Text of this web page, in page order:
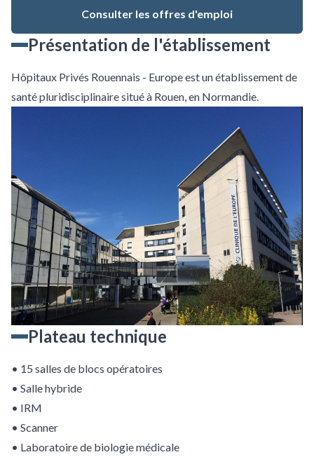
Consulter les offres d'emploi
Présentation de l'établissement
Hôpitaux Privés Rouennais - Europe est un établissement de
santé pluridisciplinaire situé à Rouen, en Normandie.
Plateau technique
• 15 salles de blocs opératoires
• Salle hybride
• IRM
• Scanner
• Laboratoire de biologie médicale